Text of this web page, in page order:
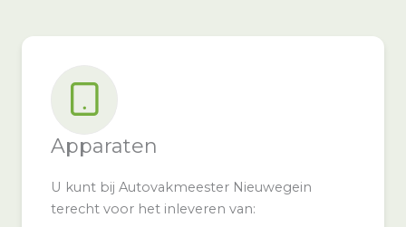
Apparaten
U kunt bij Autovakmeester Nieuwegein
terecht voor het inleveren van: